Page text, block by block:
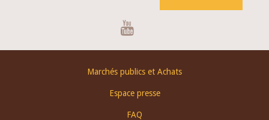
Marchés publics et Achats
Espace presse
FAQ